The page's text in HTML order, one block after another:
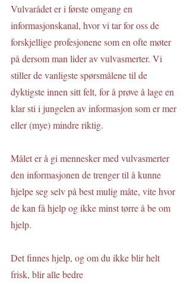
Vulvarådet er i første omgang en
informasjonskanal, hvor vi tar for oss de
forskjellige profesjonene som en ofte møter
på dersom man lider av vulvasmerter. Vi
stiller de vanligste spørsmålene til de
dyktigste innen sitt felt, for å prøve å lage en
klar sti i jungelen av informasjon som er mer
eller (mye) mindre riktig.
Målet er å gi mennesker med vulvasmerter
den informasjonen de trenger til å kunne
hjelpe seg selv på best mulig måte, vite hvor
de kan få hjelp og ikke minst tørre å be om
hjelp.
Det finnes hjelp, og om du ikke blir helt
frisk, blir alle bedre